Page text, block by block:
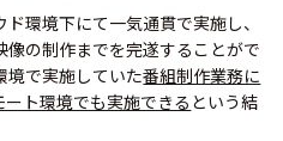
環境下にて一気通貫で実施し、
の制作までを完遂することがで
境で実施していた番組制作業務に
ト環境でも実施できる という結